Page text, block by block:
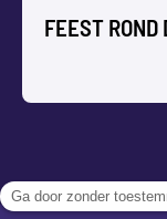
FEEST